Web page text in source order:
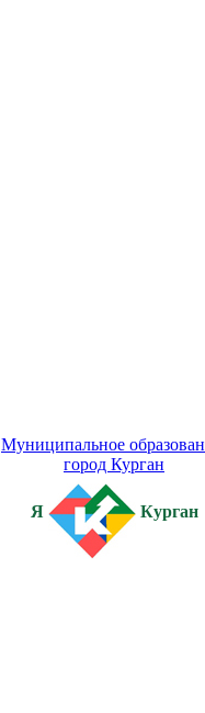
Муниципальное
город Курган
Я Курган